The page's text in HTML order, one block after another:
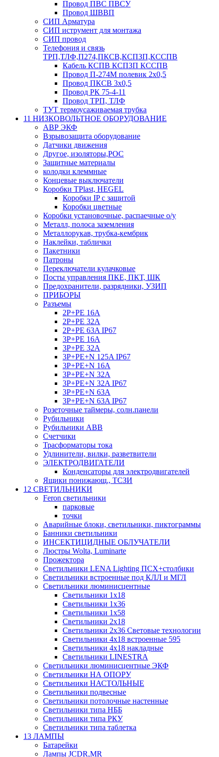
Провод ПВС ПВСУ
Провод ШВВП
СИП Арматура
СИП иструмент для монтажа
СИП провод
Телефония и связь
ТРП,ТЛФ,П274,ПКСВ,КСПЗП,КССПВ
Кабель КСПВ КСПЗП КССПВ
Провод П-274М полевик 2х0,5
Провод ПКСВ 3х0,5
Провод РК 75-4-11
Провод ТРП, ТЛФ
ТУТ термоусаживаемая трубка
11 НИЗКОВОЛЬТНОЕ ОБОРУДОВАНИЕ
АВР ЭКФ
Взрывозащита оборудование
Датчики движения
Другое, изоляторы,РОС
Защитные материалы
колодки клеммные
Концевые выключатели
Коробки TPlast, HEGEL
Коробки IP с защитой
Коробки цветные
Коробки установочные, распаечные о/у
Металл, полоса заземления
Металлорукав, трубка-кембрик
Наклейки, таблички
Пакетники
Патроны
Переключатели кулачковые
Посты управления ПКЕ, ПКТ, ШК
Предохранители, разрядники, УЗИП
ПРИБОРЫ
Разъемы
2P+PE 16A
2P+PE 32A
2P+PE 63A IP67
3P+PE 16A
3P+PE 32A
3P+PE+N 125A IP67
3P+PE+N 16A
3P+PE+N 32A
3P+PE+N 32A IP67
3P+PE+N 63A
3P+PE+N 63A IP67
Розеточные таймеры, солн.панели
Рубильники
Рубильники ABB
Счетчики
Трасформаторы тока
Удлинители, вилки, разветвители
ЭЛЕКТРОДВИГАТЕЛИ
Конденсаторы для электродвигателей
Ящики понижающ., ТСЗИ
12 СВЕТИЛЬНИКИ
Feron светильники
парковые
точки
Аварийные блоки, светильники, пиктограммы
Банники светильники
ИНСЕКТИЦИДНЫЕ ОБЛУЧАТЕЛИ
Люстры Wolta, Luminarte
Прожектора
Светильники LENA Lighting ПСХ+столбики
Светильники встроенные под КЛЛ и МГЛ
Светильники люминисцентные
Светильники 1х18
Светильники 1х36
Светильники 1х58
Светильники 2х18
Светильники 2х36 Световые технологии
Светильники 4х18 встроенные 595
Светильники 4х18 накладные
Светильники LINESTRA
Светильники люминисцентные ЭКФ
Светильники НА ОПОРУ
Светильники НАСТОЛЬНЫЕ
Светильники подвесные
Светильники потолочные настенные
Светильники типа НББ
Светильники типа РКУ
Светильники типа таблетка
13 ЛАМПЫ
Батарейки
Лампы JCDR,MR